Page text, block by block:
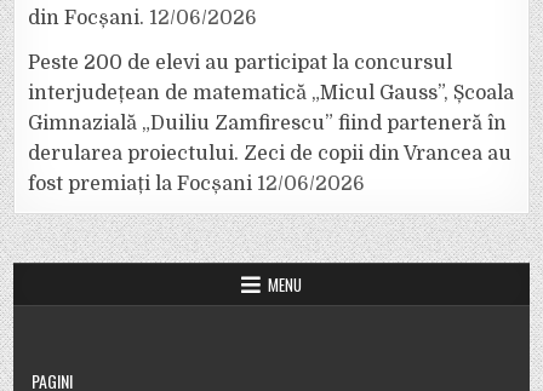
din Focșani. 12/06/2026
Peste 200 de elevi au participat la concursul
interjudețean de matematică „Micul Gauss”, Școala
Gimnazială „Duiliu Zamfirescu” fiind parteneră în
derularea proiectului. Zeci de copii din Vrancea au
fost premiați la Focșani 12/06/2026
MENU
PAGINI